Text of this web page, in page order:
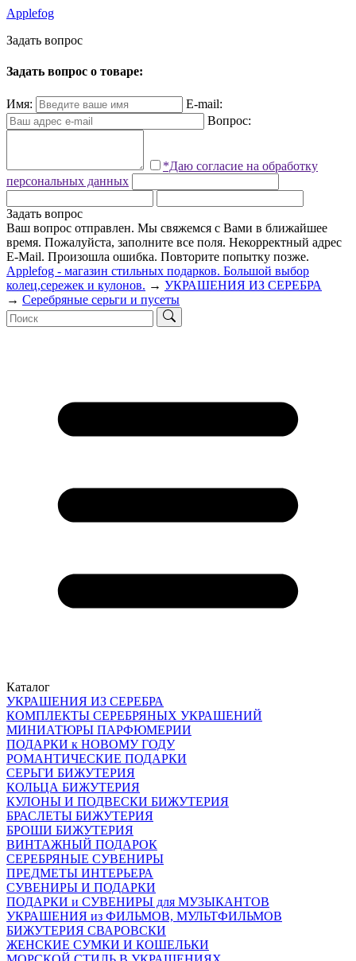
Applefog
Задать вопрос
Задать вопрос о товаре:
Имя:
E-mail:
Вопрос:
*Даю согласие на обработку
персональных данных
Задать вопрос
Ваш вопрос отправлен. Мы свяжемся с Вами в ближайшее
время. Пожалуйста, заполните все поля. Некорректный адрес
E-Mail. Произошла ошибка. Повторите попытку позже.
Applefog - магазин стильных подарков. Большой выбор
колец,сережек и кулонов. → УКРАШЕНИЯ ИЗ СЕРЕБРА
→ Серебряные серьги и пусеты
Каталог
УКРАШЕНИЯ ИЗ СЕРЕБРА
КОМПЛЕКТЫ СЕРЕБРЯНЫХ УКРАШЕНИЙ
МИНИАТЮРЫ ПАРФЮМЕРИИ
ПОДАРКИ к НОВОМУ ГОДУ
РОМАНТИЧЕСКИЕ ПОДАРКИ
СЕРЬГИ БИЖУТЕРИЯ
КОЛЬЦА БИЖУТЕРИЯ
КУЛОНЫ И ПОДВЕСКИ БИЖУТЕРИЯ
БРАСЛЕТЫ БИЖУТЕРИЯ
БРОШИ БИЖУТЕРИЯ
ВИНТАЖНЫЙ ПОДАРОК
СЕРЕБРЯНЫЕ СУВЕНИРЫ
ПРЕДМЕТЫ ИНТЕРЬЕРА
СУВЕНИРЫ И ПОДАРКИ
ПОДАРКИ и СУВЕНИРЫ для МУЗЫКАНТОВ
УКРАШЕНИЯ из ФИЛЬМОВ, МУЛЬТФИЛЬМОВ
БИЖУТЕРИЯ СВАРОВСКИ
ЖЕНСКИЕ СУМКИ И КОШЕЛЬКИ